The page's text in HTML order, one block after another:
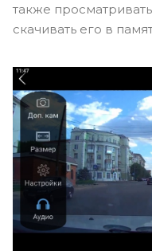
также
скачивать его в